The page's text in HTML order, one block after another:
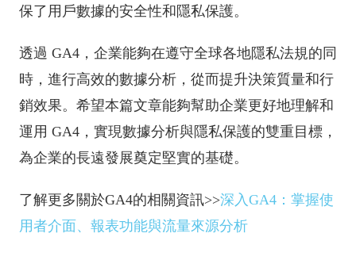
保了用戶數據的安全性和隱私保護。
透過 GA4，企業能夠在遵守全球各地隱私法規的同
時，進行高效的數據分析，從而提升決策質量和行
銷效果。希望本篇文章能夠幫助企業更好地理解和
運用 GA4，實現數據分析與隱私保護的雙重目標，
為企業的長遠發展奠定堅實的基礎。
了解更多關於GA4的相關資訊>>深入GA4：掌握使
用者介面、報表功能與流量來源分析